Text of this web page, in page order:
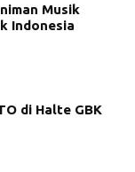
Musik
Indonesia
di Halte GBK